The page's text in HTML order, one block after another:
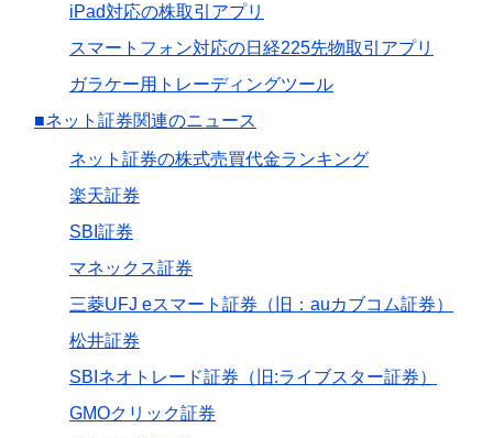
iPad対応の株取引アプリ
スマートフォン対応の日経225先物取引アプリ
ガラケー用トレーディングツール
■ネット証券関連のニュース
ネット証券の株式売買代金ランキング
楽天証券
SBI証券
マネックス証券
三菱UFJ eスマート証券（旧：auカブコム証券）
松井証券
SBIネオトレード証券（旧:ライブスター証券）
GMOクリック証券